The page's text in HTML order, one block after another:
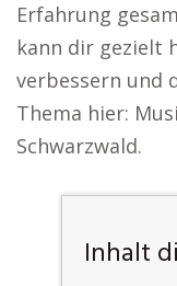
Erfahrung
kann dir gezielt
verbessern und
Thema hier:
Schwarzwald.
Inhalt